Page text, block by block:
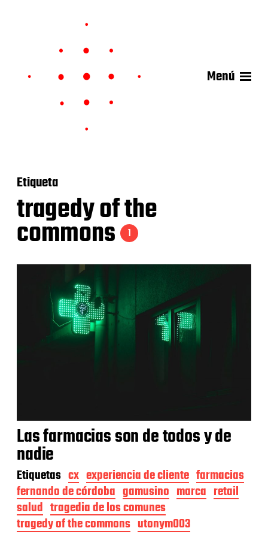
Menú
Etiqueta
tragedy of the
commons 1
Las farmacias son de todos y de
nadie
Etiquetas cx experiencia de cliente farmacias
fernando de córdoba gamusino marca retail
salud tragedia de los comunes
tragedy of the commons utonym003